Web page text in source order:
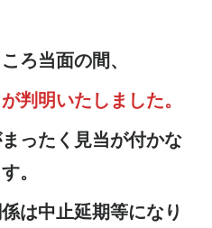
ろ当面の間、
判明いたしました。
ったく見当が付かな
。
は中止延期等になり